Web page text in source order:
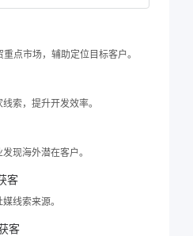
点市场，辅助定位目标客户。
索，提升开发效率。
现海外潜在客户。
客
线索来源。
客